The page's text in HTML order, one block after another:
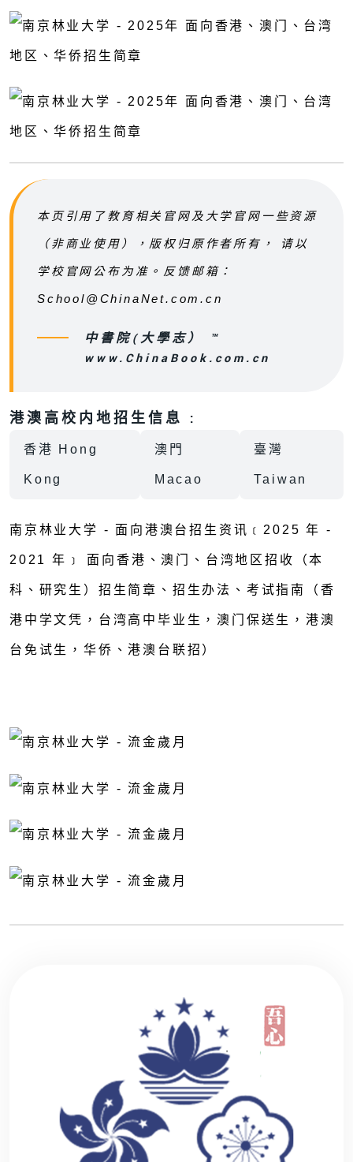
本页引用了教育相关官网及大学官网一些资源
（非商业使用），版权归原作者所有， 请以
学校官网公布为准。反馈邮箱：
School@ChinaNet.com.cn
中書院(大學志） ™
www.ChinaBook.com.cn
港澳高校内地招生信息 :
香港 Hong
Kong
澳門
Macao
臺灣
Taiwan
南京林业大学 - 面向港澳台招生资讯﹝2025 年 -
2021 年﹞ 面向香港、澳门、台湾地区招收（本
科、研究生）招生简章、招生办法、考试指南（香
港中学文凭，台湾高中毕业生，澳门保送生，港澳
台免试生，华侨、港澳台联招）